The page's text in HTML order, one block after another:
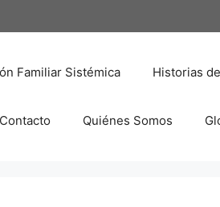
Familiar Sistémica Historias
Contacto Quiénes Somos